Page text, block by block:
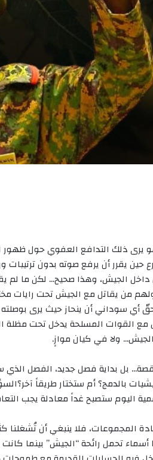
ذلك التدافع العفوي حول ظهور
حين يقرر أن يرفع صوته بدون
داخل الجيش، وهذا صحيح… لكن ما لم
من يقاتل مع الجيش تحت رايات
أي سوداني أن ينحاز حيث يرى
القوات المسلحة يدخل تحت مظلة
ولا في كيان موازٍ.
بل بداية فصل جديد، الفصل
بالدمج؟ أم ستختار طريقاً
اليوم ستصبح غداً معادلة يجب
المجموعات، فلا ينبغي أن تُشغلنا
تحمل رائحة “الجيش” بينما